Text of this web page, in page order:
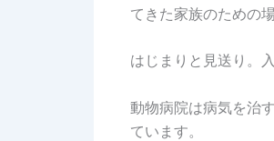
てきた家族のための場
はじまりと見送り。
動物病院は病気を治
ています。